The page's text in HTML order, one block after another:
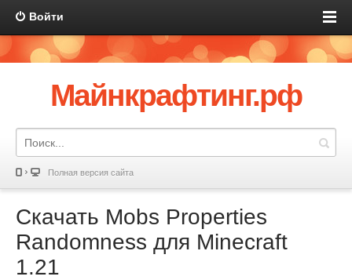
Войти
Майнкрафтинг.рф
Полная версия сайта
Скачать Mobs Properties
Randomness для Minecraft
1.21